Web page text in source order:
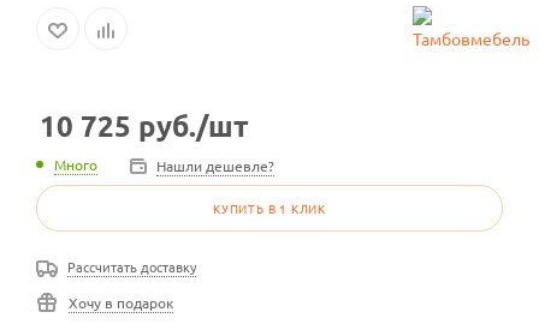
10 725 руб./шт
Много Нашли дешевле?
КУПИТЬ В 1 КЛИК
Рассчитать доставку
Хочу в подарок